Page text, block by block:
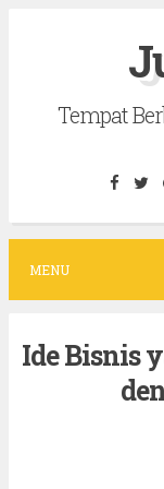
c
Tempat
MENU
Ide Bisnis